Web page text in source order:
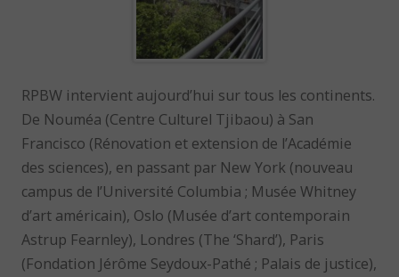
RPBW intervient aujourd’hui sur tous les continents.
De Nouméa (Centre Culturel Tjibaou) à San
Francisco (Rénovation et extension de l’Académie
des sciences), en passant par New York (nouveau
campus de l’Université Columbia ; Musée Whitney
d’art américain), Oslo (Musée d’art contemporain
Astrup Fearnley), Londres (The ‘Shard’), Paris
(Fondation Jérôme Seydoux-Pathé ; Palais de justice),